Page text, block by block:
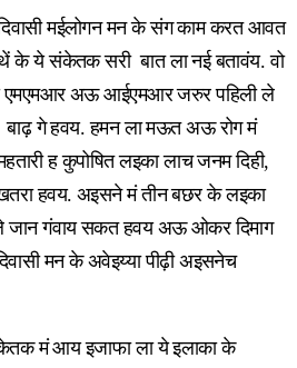
मईलोगन मन के संग काम करत आवत
के ये संकेतक सरी बात ला नई बतावंय. वो
अऊ आईएमआर जरुर पहिली ले
बाढ़ गे हवय. हमन ला मऊत अऊ रोग मं
ह कुपोषित लइका लाच जनम दिही,
हवय. अइसने मं तीन बछर के लइका
जान गंवाय सकत हवय अऊ ओकर दिमाग
मन के अवेइय्या पीढ़ी अइसनेच
मं आय इजाफा ला ये इलाका के